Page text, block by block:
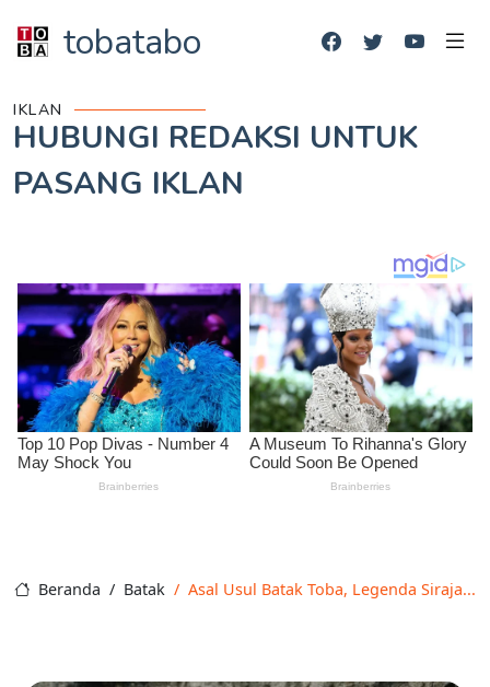
tobatabo
IKLAN
HUBUNGI REDAKSI UNTUK
PASANG IKLAN
Beranda Batak Asal Usul Batak Toba, Legenda Siraja...